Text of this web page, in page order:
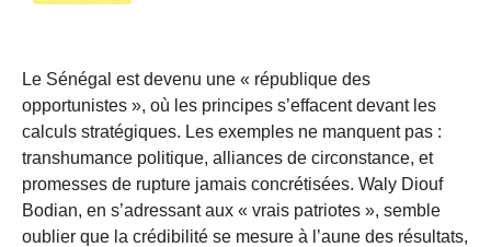
Le Sénégal est devenu une « république des
opportunistes », où les principes s’effacent devant les
calculs stratégiques. Les exemples ne manquent pas :
transhumance politique, alliances de circonstance, et
promesses de rupture jamais concrétisées. Waly Diouf
Bodian, en s’adressant aux « vrais patriotes », semble
oublier que la crédibilité se mesure à l’aune des résultats,